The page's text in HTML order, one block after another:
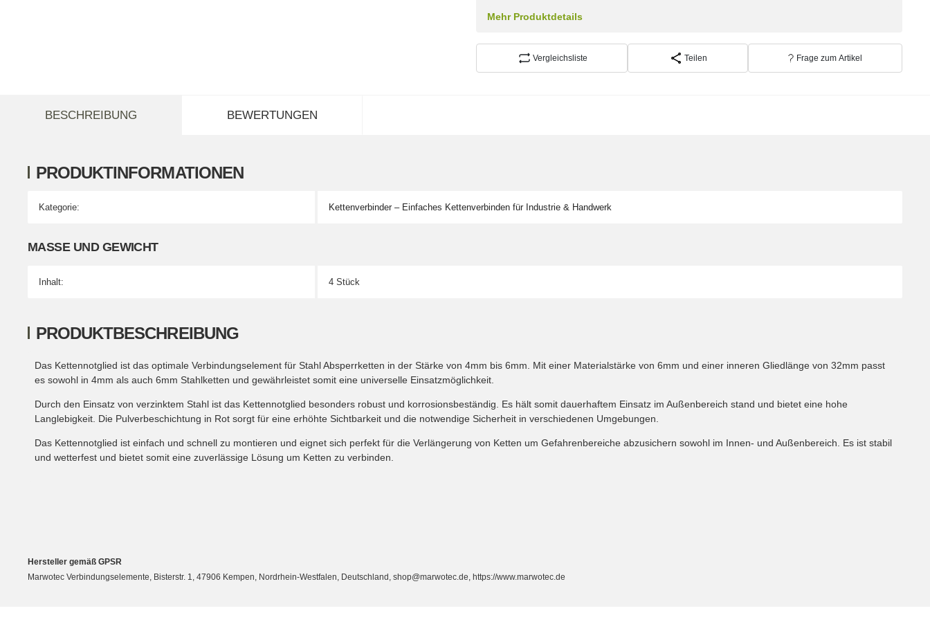
Mehr Produktdetails
Vergleichsliste Teilen Frage zum Artikel
BESCHREIBUNG BEWERTUNGEN
PRODUKTINFORMATIONEN
Produkteigenschaft
Wert
Kategorie: Kettenverbinder – Einfaches Kettenverbinden für Industrie & Handwerk
MASSE UND GEWICHT
Inhalt: 4 Stück
PRODUKTBESCHREIBUNG
Das Kettennotglied ist das optimale Verbindungselement für Stahl Absperrketten in der Stärke von 4mm bis 6mm. Mit einer Materialstärke von 6mm und einer inneren Gliedlänge von 32mm passt
es sowohl in 4mm als auch 6mm Stahlketten und gewährleistet somit eine universelle Einsatzmöglichkeit.
Durch den Einsatz von verzinktem Stahl ist das Kettennotglied besonders robust und korrosionsbeständig. Es hält somit dauerhaftem Einsatz im Außenbereich stand und bietet eine hohe
Langlebigkeit. Die Pulverbeschichtung in Rot sorgt für eine erhöhte Sichtbarkeit und die notwendige Sicherheit in verschiedenen Umgebungen.
Das Kettennotglied ist einfach und schnell zu montieren und eignet sich perfekt für die Verlängerung von Ketten um Gefahrenbereiche abzusichern sowohl im Innen- und Außenbereich. Es ist stabil
und wetterfest und bietet somit eine zuverlässige Lösung um Ketten zu verbinden.
Hersteller gemäß GPSR
Marwotec Verbindungselemente, Bisterstr. 1, 47906 Kempen, Nordrhein-Westfalen, Deutschland, shop@marwotec.de, https://www.marwotec.de